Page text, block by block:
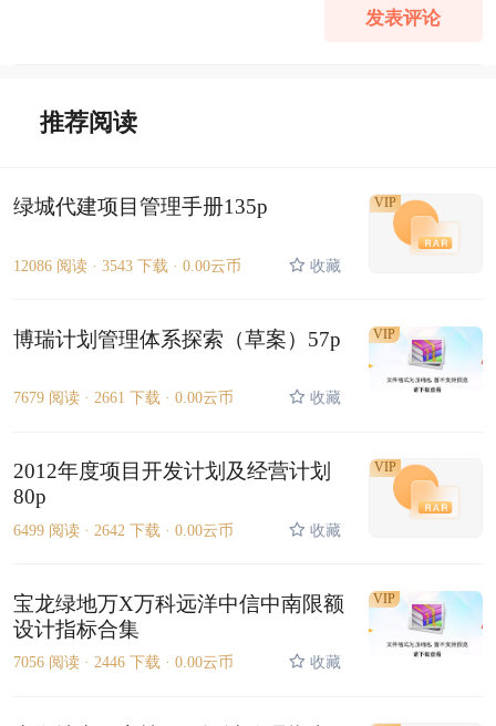
发表评论
推荐阅读
绿城代建项目管理手册135p
12086 阅读 · 3543 下载 · 0.00云币 收藏
VIP
博瑞计划管理体系探索（草案）57p
7679 阅读 · 2661 下载 · 0.00云币 收藏
VIP
2012年度项目开发计划及经营计划
80p
6499 阅读 · 2642 下载 · 0.00云币 收藏
VIP
宝龙绿地万X万科远洋中信中南限额
设计指标合集
7056 阅读 · 2446 下载 · 0.00云币 收藏
VIP